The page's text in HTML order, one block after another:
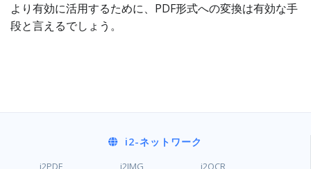
より有効に活用するために、PDF形式への変換は有効な手
段と言えるでしょう。
i2-ネットワーク
i2PDF i2IMG i2OCR